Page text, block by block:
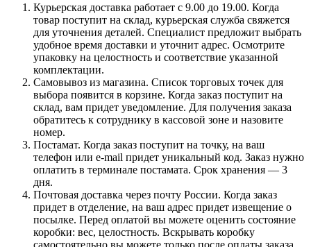
Курьерская доставка работает с 9.00 до 19.00. Когда
товар поступит на склад, курьерская служба свяжется
для уточнения деталей. Специалист предложит выбрать
удобное время доставки и уточнит адрес. Осмотрите
упаковку на целостность и соответствие указанной
комплектации.
Самовывоз из магазина. Список торговых точек для
выбора появится в корзине. Когда заказ поступит на
склад, вам придет уведомление. Для получения заказа
обратитесь к сотруднику в кассовой зоне и назовите
номер.
Постамат. Когда заказ поступит на точку, на ваш
телефон или e-mail придет уникальный код. Заказ нужно
оплатить в терминале постамата. Срок хранения — 3
дня.
Почтовая доставка через почту России. Когда заказ
придет в отделение, на ваш адрес придет извещение о
посылке. Перед оплатой вы можете оценить состояние
коробки: вес, целостность. Вскрывать коробку
самостоятельно вы можете только после оплаты заказа.